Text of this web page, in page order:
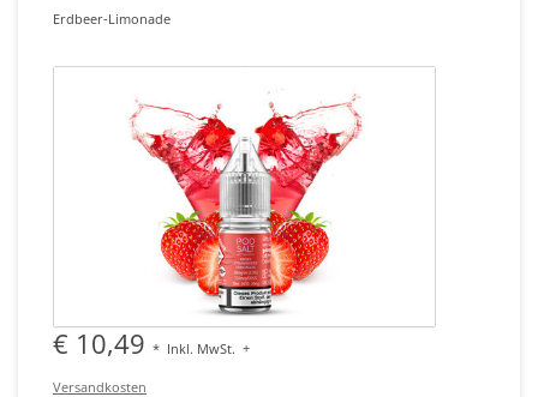
Erdbeer-Limonade
€ 10,49 * Inkl. MwSt. +
Versandkosten